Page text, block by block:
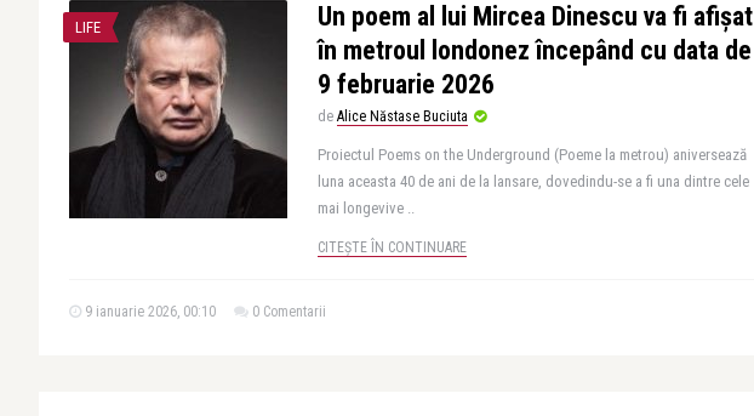
LIFE
Un poem al lui Mircea Dinescu va fi afișat
în metroul londonez începând cu data de
9 februarie 2026
de Alice Năstase Buciuta
Proiectul Poems on the Underground (Poeme la metrou) aniversează
luna aceasta 40 de ani de la lansare, dovedindu-se a fi una dintre cele
mai longevive ..
CITEȘTE ÎN CONTINUARE
9 ianuarie 2026, 00:10 0 Comentarii